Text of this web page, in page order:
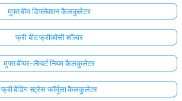
मुफ्त बीम डिफ्लेक्शन कैलकुलेटर
फ्री बीट फ्रीक्वेंसी सॉल्वर
मुफ्त बीयर-लैम्बर्ट नियम कैलकुलेटर
फ्री बेंडिंग स्ट्रेस फॉर्मूला कैलकुलेटर